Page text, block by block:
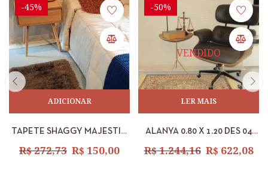
-45%
ADICIONAR
TAPETE SHAGGY MAJESTIC
R$272,73 R$ 150,00
VENDIDO
-50%
LER MAIS
ALANYA 0.80 X 1.20 DES 04
R$1.244,16 R$ 622,08